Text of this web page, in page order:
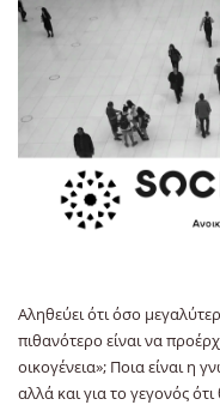
Αληθεύει ότι όσο
πιθανότερο είναι να
οικογένεια»; Ποια είναι η
αλλά και για το γεγονός